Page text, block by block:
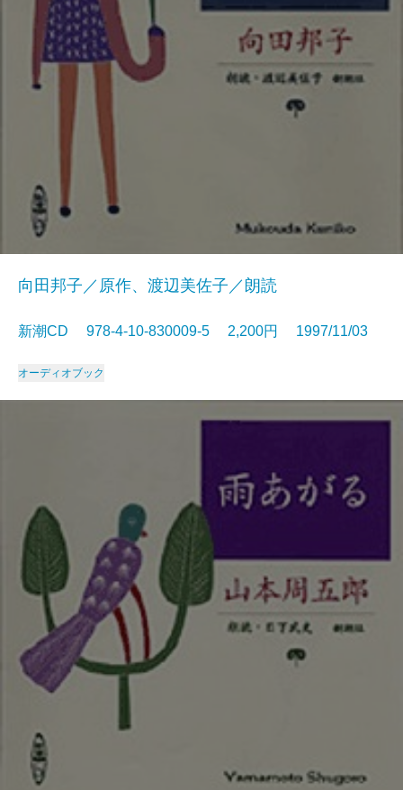
向田邦子／原作、渡辺美佐子／朗読
新潮CD 978-4-10-830009-5 2,200円 1997/11/03
オーディオブック